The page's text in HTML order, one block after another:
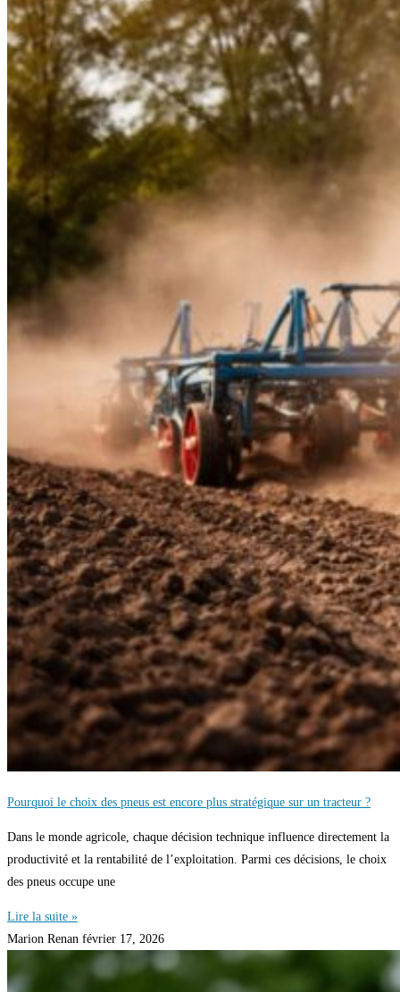
Pourquoi le choix des pneus est encore plus stratégique sur un tracteur ?
Dans le monde agricole, chaque décision technique influence directement la
productivité et la rentabilité de l’exploitation. Parmi ces décisions, le choix
des pneus occupe une
Lire la suite »
Marion Renan février 17, 2026